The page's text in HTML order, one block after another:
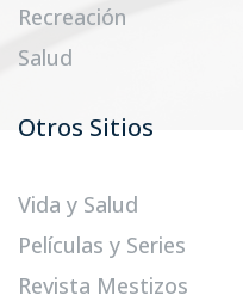
Recreación
Salud
Otros Sitios
Vida y Salud
Películas y Series
Revista Mestizos